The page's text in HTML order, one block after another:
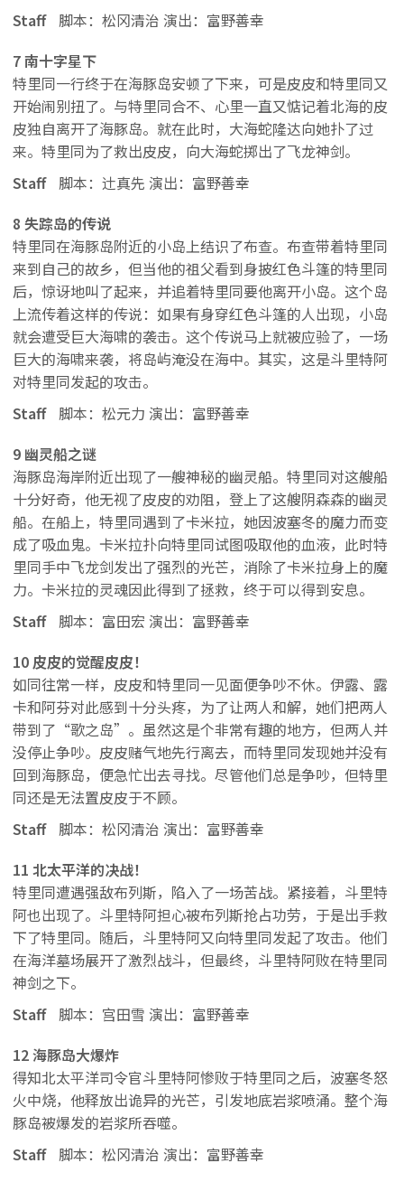
Staff
脚本：松冈清治 演出：富野善幸
7 南十字星下
特里同一行终于在海豚岛安顿了下来，可是皮皮和特里同又
开始闹别扭了。与特里同合不、心里一直又惦记着北海的皮
皮独自离开了海豚岛。就在此时，大海蛇隆达向她扑了过
来。特里同为了救出皮皮，向大海蛇掷出了飞龙神剑。
Staff
脚本：辻真先 演出：富野善幸
8 失踪岛的传说
特里同在海豚岛附近的小岛上结识了布查。布查带着特里同
来到自己的故乡，但当他的祖父看到身披红色斗篷的特里同
后，惊讶地叫了起来，并追着特里同要他离开小岛。这个岛
上流传着这样的传说：如果有身穿红色斗篷的人出现，小岛
就会遭受巨大海啸的袭击。这个传说马上就被应验了，一场
巨大的海啸来袭，将岛屿淹没在海中。其实，这是斗里特阿
对特里同发起的攻击。
Staff
脚本：松元力 演出：富野善幸
9 幽灵船之谜
海豚岛海岸附近出现了一艘神秘的幽灵船。特里同对这艘船
十分好奇，他无视了皮皮的劝阻，登上了这艘阴森森的幽灵
船。在船上，特里同遇到了卡米拉，她因波塞冬的魔力而变
成了吸血鬼。卡米拉扑向特里同试图吸取他的血液，此时特
里同手中飞龙剑发出了强烈的光芒，消除了卡米拉身上的魔
力。卡米拉的灵魂因此得到了拯救，终于可以得到安息。
Staff
脚本：富田宏 演出：富野善幸
10 皮皮的觉醒皮皮！
如同往常一样，皮皮和特里同一见面便争吵不休。伊露、露
卡和阿芬对此感到十分头疼，为了让两人和解，她们把两人
带到了“歌之岛”。虽然这是个非常有趣的地方，但两人并
没停止争吵。皮皮赌气地先行离去，而特里同发现她并没有
回到海豚岛，便急忙出去寻找。尽管他们总是争吵，但特里
同还是无法置皮皮于不顾。
Staff
脚本：松冈清治 演出：富野善幸
11 北太平洋的决战！
特里同遭遇强敌布列斯，陷入了一场苦战。紧接着，斗里特
阿也出现了。斗里特阿担心被布列斯抢占功劳，于是出手救
下了特里同。随后，斗里特阿又向特里同发起了攻击。他们
在海洋墓场展开了激烈战斗，但最终，斗里特阿败在特里同
神剑之下。
Staff
脚本：宫田雪 演出：富野善幸
12 海豚岛大爆炸
得知北太平洋司令官斗里特阿惨败于特里同之后，波塞冬怒
火中烧，他释放出诡异的光芒，引发地底岩浆喷涌。整个海
豚岛被爆发的岩浆所吞噬。
Staff
脚本：松冈清治 演出：富野善幸